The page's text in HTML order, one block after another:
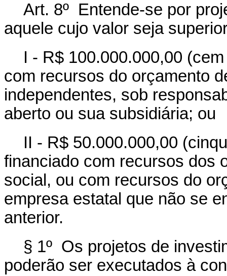
Art. 8º Entende-se por
aquele cujo valor seja
I - R$ 100.000.000,00
com recursos do orçamento
independentes, sob
aberto ou sua subsidiária; ou
II - R$ 50.000.000,00
financiado com recursos dos
social, ou com recursos do
empresa estatal que não se
anterior.
§ 1º Os projetos de
poderão ser executados à